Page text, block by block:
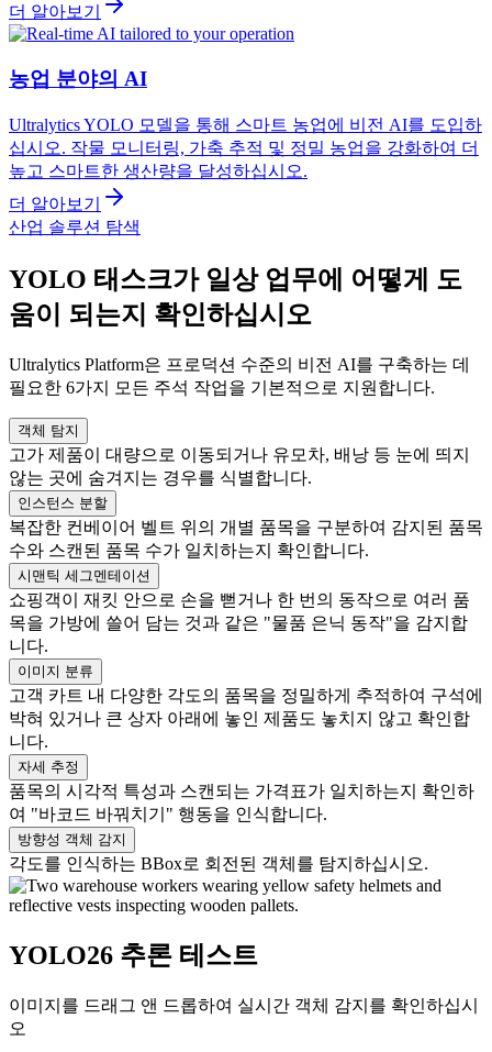
더 알아보기
농업 분야의 AI
Ultralytics YOLO 모델을 통해 스마트 농업에 비전 AI를 도입하
십시오. 작물 모니터링, 가축 추적 및 정밀 농업을 강화하여 더
높고 스마트한 생산량을 달성하십시오.
더 알아보기
산업 솔루션 탐색
YOLO 태스크가 일상 업무에 어떻게 도
움이 되는지 확인하십시오
Ultralytics Platform은 프로덕션 수준의 비전 AI를 구축하는 데
필요한 6가지 모든 주석 작업을 기본적으로 지원합니다.
객체 탐지
고가 제품이 대량으로 이동되거나 유모차, 배낭 등 눈에 띄지
않는 곳에 숨겨지는 경우를 식별합니다.
인스턴스 분할
복잡한 컨베이어 벨트 위의 개별 품목을 구분하여 감지된 품목
수와 스캔된 품목 수가 일치하는지 확인합니다.
시맨틱 세그멘테이션
쇼핑객이 재킷 안으로 손을 뻗거나 한 번의 동작으로 여러 품
목을 가방에 쓸어 담는 것과 같은 "물품 은닉 동작"을 감지합
니다.
이미지 분류
고객 카트 내 다양한 각도의 품목을 정밀하게 추적하여 구석에
박혀 있거나 큰 상자 아래에 놓인 제품도 놓치지 않고 확인합
니다.
자세 추정
품목의 시각적 특성과 스캔되는 가격표가 일치하는지 확인하
여 "바코드 바꿔치기" 행동을 인식합니다.
방향성 객체 감지
각도를 인식하는 BBox로 회전된 객체를 탐지하십시오.
YOLO26 추론 테스트
이미지를 드래그 앤 드롭하여 실시간 객체 감지를 확인하십시
오